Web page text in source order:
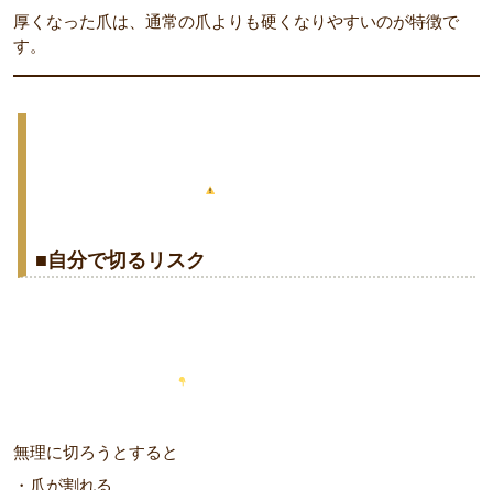
厚くなった爪は、通常の爪よりも硬くなりやすいのが特徴で
す。
■自分で切るリスク
無理に切ろうとすると
・爪が割れる